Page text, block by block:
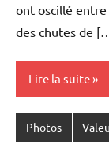
ont oscillé entre
des chutes de
Lire la suite
Photos